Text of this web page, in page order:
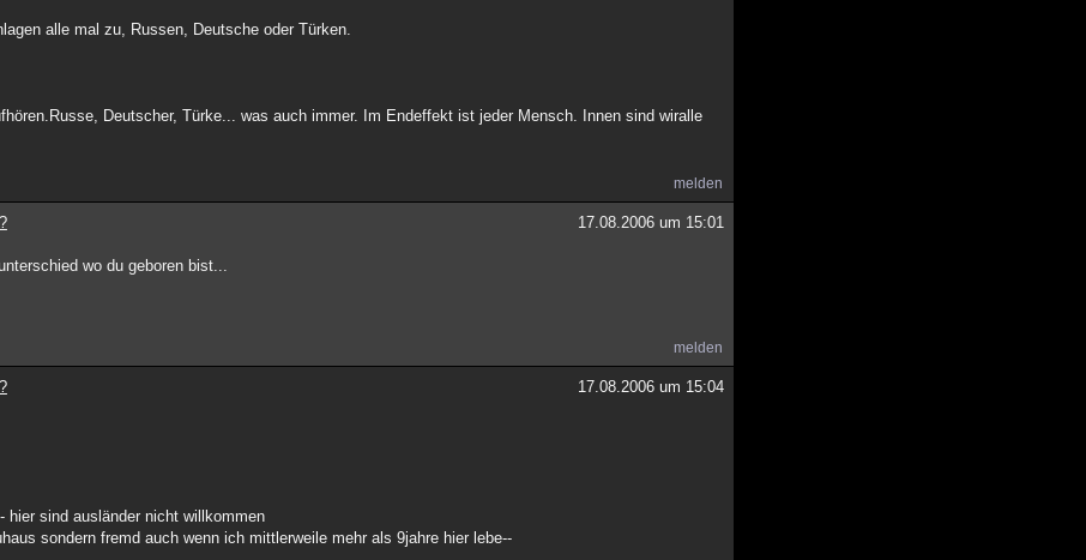
alle mal zu, Russen, Deutsche oder Türken.
Deutscher, Türke... was auch immer. Im Endeffekt ist jeder Mensch. Innen sind wiralle
melden
17.08.2006 um 15:01
wo du geboren bist...
melden
17.08.2006 um 15:04
sind ausländer nicht willkommen
sondern fremd auch wenn ich mittlerweile mehr als 9jahre hier lebe--